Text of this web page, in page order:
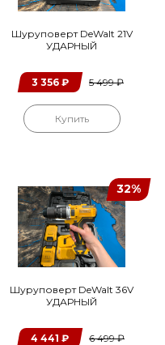
Шуруповерт DeWalt 21V
УДАРНЫЙ
3 356 ₽ 5 499₽
Купить
32%
Шуруповерт DeWalt 36V
УДАРНЫЙ
4 441 ₽ 6 499₽